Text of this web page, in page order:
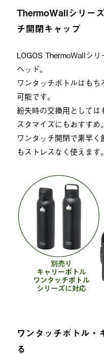
ThermoWallシリー
チ開閉キャップ
LOGOS ThermoWallシ
ヘッド。
ワンタッチボトルはも
可能です。
紛失時の交換用としては
スタマイズにもおすすめ。
ワンタッチ開閉で素早
もストレスなく使えます。
ワンタッチボトル・
る